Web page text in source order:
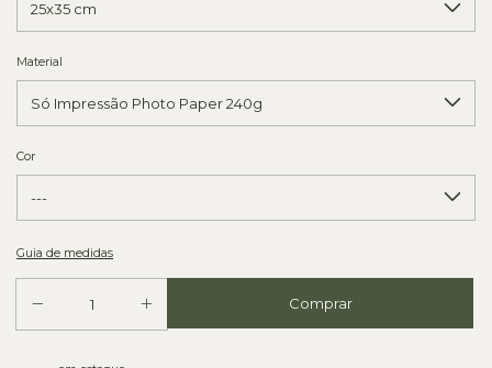
Material
Cor
Guia de medidas